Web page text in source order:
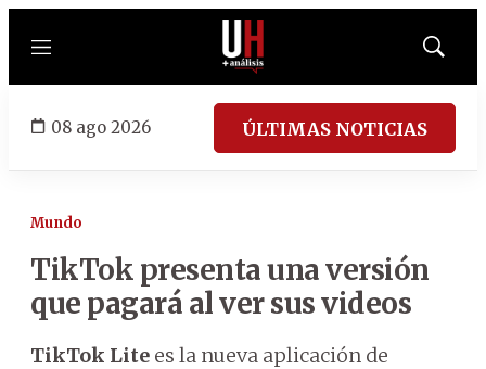
Menú
Mostrar
08 ago 2026 ÚLTIMAS NOTICIAS
Mundo
TikTok presenta una versión
que pagará al ver sus videos
TikTok Lite es la nueva aplicación de